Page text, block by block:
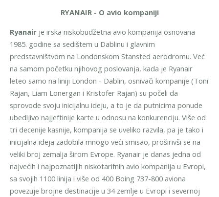
RYANAIR - O avio kompaniji
Ryanair je irska niskobudžetna avio kompanija osnovana
1985. godine sa sedištem u Dablinu i glavnim
predstavništvom na Londonskom Stansted aerodromu. Već
na samom početku njihovog poslovanja, kada je Ryanair
leteo samo na liniji London - Dablin, osnivači kompanije (Toni
Rajan, Liam Lonergan i Kristofer Rajan) su počeli da
sprovode svoju inicijalnu ideju, a to je da putnicima ponude
ubedljivo najjeftinije karte u odnosu na konkurenciju. Više od
tri decenije kasnije, kompanija se uveliko razvila, pa je tako i
inicijalna ideja zadobila mnogo veći smisao, proširivši se na
veliki broj zemalja širom Evrope. Ryanair je danas jedna od
najvećih i najpoznatijih niskotarifnih avio kompanija u Evropi,
sa svojih 1100 linija i više od 400 Boing 737-800 aviona
povezuje brojne destinacije u 34 zemlje u Evropi i severnoj